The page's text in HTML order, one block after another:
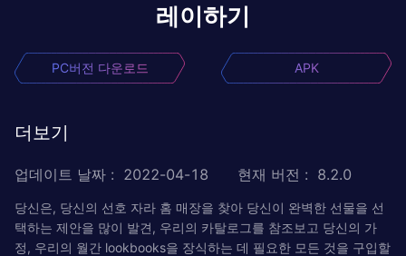
레이하기
PC버전 다운로드 APK
더보기
업데이트 날짜 : 2022-04-18 현재 버전 : 8.2.0
당신은, 당신의 선호 자라 홈 매장을 찾아 당신이 완벽한 선물을 선
택하는 제안을 많이 발견, 우리의 카탈로그를 참조보고 당신의 가
정, 우리의 월간 lookbooks을 장식하는 데 필요한 모든 것을 구입할